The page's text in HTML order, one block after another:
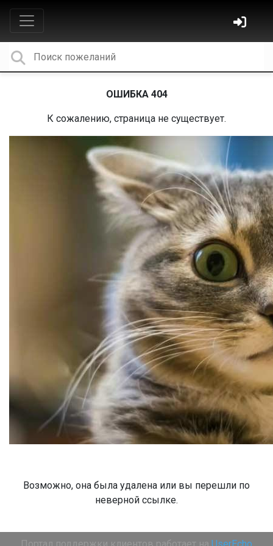
ОШИБКА 404
К сожалению, страница не существует.
Возможно, она была удалена или вы перешли по
неверной ссылке.